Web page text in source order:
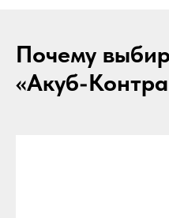
Почему
«Акуб-